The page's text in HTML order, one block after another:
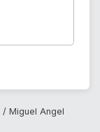
Miguel Angel